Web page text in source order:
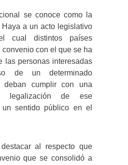
se conoce como la
a un acto legislativo
cual distintos países
con el que se ha
las personas interesadas
de un determinado
deban cumplir con una
legalización de ese
un sentido público en el
al respecto que
que se consolidó a